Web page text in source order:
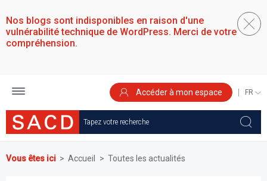
au
contenu
principal
Nos blogs sont indisponibles en raison d'une
vulnérabilité technique de WordPress. Merci de votre
compréhension.
Accéder à mon espace
YOUR
Vous êtes ici Accueil Toutes les actualités